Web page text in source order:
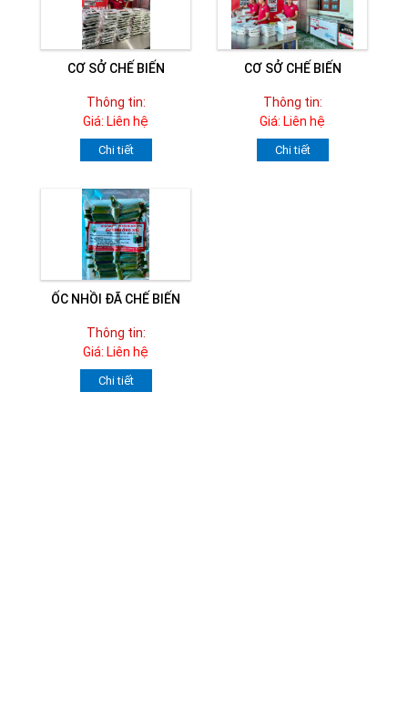
CƠ SỞ CHẾ BIẾN
Thông tin:
Giá: Liên hệ
Chi tiết
CƠ SỞ CHẾ BIẾN
Thông tin:
Giá: Liên hệ
Chi tiết
ỐC NHỒI ĐÃ CHẾ BIẾN
Thông tin:
Giá: Liên hệ
Chi tiết